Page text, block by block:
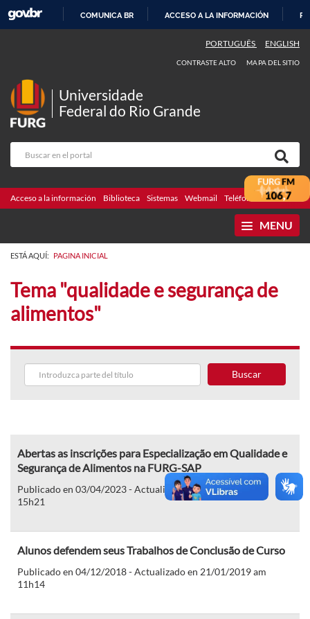
CONTENIDO
COMUNICA BR ACCESO A LA INFORMACIÓN
PORTUGUÊS ENGLISH
CONTRASTE ALTO MAPA DEL SITIO
Universidade
Federal do Rio Grande
Acceso a la información Biblioteca Sistemas Webmail Teléfonos Licitaciones
MENU
ESTÁ AQUÍ: PAGINA INICIAL
Tema "qualidade e segurança de
alimentos"
Buscar
Abertas as inscrições para Especialização em Qualidade e
Segurança de Alimentos na FURG-SAP
Publicado en 03/04/2023 - Actualizado en 03/04/2023 pm
15h21
Alunos defendem seus Trabalhos de Conclusão de Curso
Publicado en 04/12/2018 - Actualizado en 21/01/2019 am
11h14